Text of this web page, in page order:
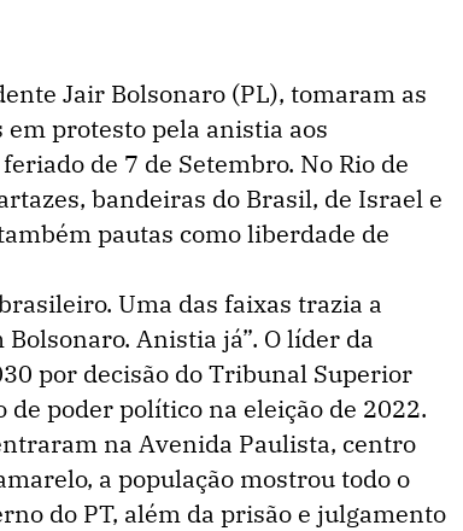
Jair Bolsonaro (PL), tomaram as
protesto pela anistia aos
de 7 de Setembro. No Rio de
bandeiras do Brasil, de Israel e
pautas como liberdade de
Uma das faixas trazia a
Anistia já”. O líder da
por decisão do Tribunal Superior
poder político na eleição de 2022.
na Avenida Paulista, centro
a população mostrou todo o
do PT, além da prisão e julgamento